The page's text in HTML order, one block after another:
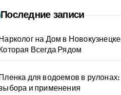
Последние записи
на Дом в
Всегда Рядом
для водоемов в
и применения